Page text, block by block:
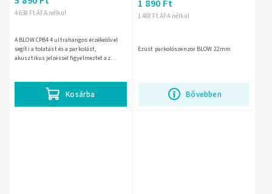
4 638 Ft ÁFA nélkül
Kosárba
A BLOW CPB4 4 ultrahangos érzékelővel
segíti a tolatást és a parkolást,
akusztikus jelzéssel figyelmeztet az
1 488 Ft ÁFA nélkül
1 890 Ft
Bővebben
Ezüst parkolószenzor BLOW 22mm